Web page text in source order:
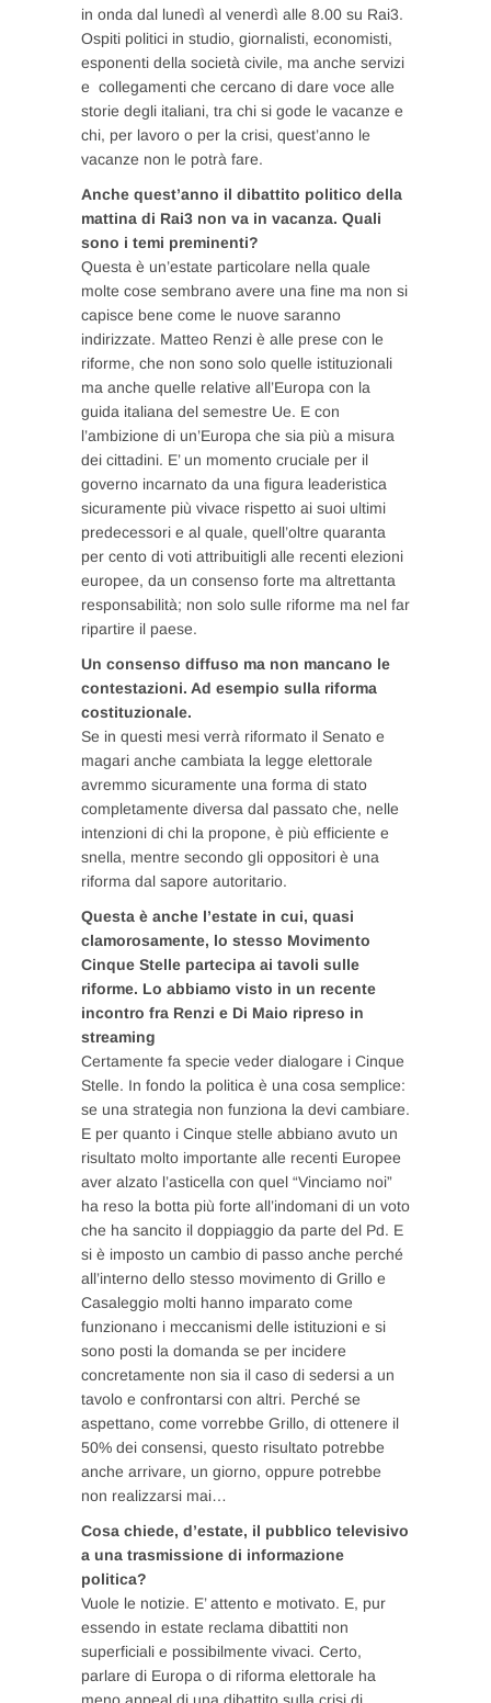
in onda dal lunedì al venerdì alle 8.00 su Rai3.
Ospiti politici in studio, giornalisti, economisti,
esponenti della società civile, ma anche servizi
e collegamenti che cercano di dare voce alle
storie degli italiani, tra chi si gode le vacanze e
chi, per lavoro o per la crisi, quest’anno le
vacanze non le potrà fare.
Anche quest’anno il dibattito politico della
mattina di Rai3 non va in vacanza. Quali
sono i temi preminenti?
Questa è un’estate particolare nella quale
molte cose sembrano avere una fine ma non si
capisce bene come le nuove saranno
indirizzate. Matteo Renzi è alle prese con le
riforme, che non sono solo quelle istituzionali
ma anche quelle relative all’Europa con la
guida italiana del semestre Ue. E con
l’ambizione di un’Europa che sia più a misura
dei cittadini. E’ un momento cruciale per il
governo incarnato da una figura leaderistica
sicuramente più vivace rispetto ai suoi ultimi
predecessori e al quale, quell’oltre quaranta
per cento di voti attribuitigli alle recenti elezioni
europee, da un consenso forte ma altrettanta
responsabilità; non solo sulle riforme ma nel far
ripartire il paese.
Un consenso diffuso ma non mancano le
contestazioni. Ad esempio sulla riforma
costituzionale.
Se in questi mesi verrà riformato il Senato e
magari anche cambiata la legge elettorale
avremmo sicuramente una forma di stato
completamente diversa dal passato che, nelle
intenzioni di chi la propone, è più efficiente e
snella, mentre secondo gli oppositori è una
riforma dal sapore autoritario.
Questa è anche l’estate in cui, quasi
clamorosamente, lo stesso Movimento
Cinque Stelle partecipa ai tavoli sulle
riforme. Lo abbiamo visto in un recente
incontro fra Renzi e Di Maio ripreso in
streaming
Certamente fa specie veder dialogare i Cinque
Stelle. In fondo la politica è una cosa semplice:
se una strategia non funziona la devi cambiare.
E per quanto i Cinque stelle abbiano avuto un
risultato molto importante alle recenti Europee
aver alzato l’asticella con quel “Vinciamo noi”
ha reso la botta più forte all’indomani di un voto
che ha sancito il doppiaggio da parte del Pd. E
si è imposto un cambio di passo anche perché
all’interno dello stesso movimento di Grillo e
Casaleggio molti hanno imparato come
funzionano i meccanismi delle istituzioni e si
sono posti la domanda se per incidere
concretamente non sia il caso di sedersi a un
tavolo e confrontarsi con altri. Perché se
aspettano, come vorrebbe Grillo, di ottenere il
50% dei consensi, questo risultato potrebbe
anche arrivare, un giorno, oppure potrebbe
non realizzarsi mai…
Cosa chiede, d’estate, il pubblico televisivo
a una trasmissione di informazione
politica?
Vuole le notizie. E’ attento e motivato. E, pur
essendo in estate reclama dibattiti non
superficiali e possibilmente vivaci. Certo,
parlare di Europa o di riforma elettorale ha